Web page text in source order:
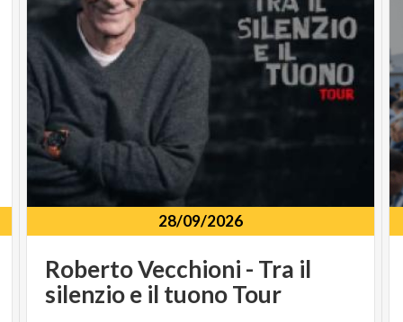
28/09/2026
RobertoVecchioni - Tra il
silenzioe il tuonoTour